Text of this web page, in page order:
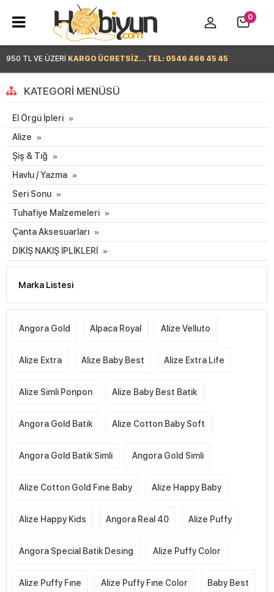
950 TL VE ÜZERİ KARGO ÜCRETSİZ... TEL: 0546 466 45 45
0
KATEGORI MENÜSÜ
El Örgü İpleri
Alize
Şiş & Tığ
Havlu / Yazma
Seri Sonu
Tuhafiye Malzemeleri
Çanta Aksesuarları
DİKİŞ NAKIŞ İPLİKLERİ
Marka Listesi
Angora Gold Alpaca Royal Alize Velluto
Alize Extra Alize Baby Best Alize Extra Life
Alize Simli Ponpon Alize Baby Best Batik
Angora Gold Batik Alize Cotton Baby Soft
Angora Gold Batik Simli Angora Gold Simli
Alize Cotton Gold Fıne Baby Alize Happy Baby
Alize Happy Kids Angora Real 40 Alize Puffy
Angora Special Batik Desing Alize Puffy Color
Alize Puffy Fıne Alize Puffy Fıne Color Baby Best